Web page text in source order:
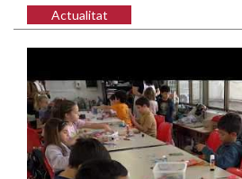
Actualitat